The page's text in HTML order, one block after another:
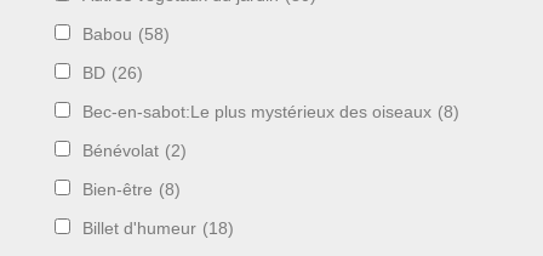
Babou (58)
BD (26)
Bec-en-sabot:Le plus mystérieux des oiseaux (8)
Bénévolat (2)
Bien-être (8)
Billet d'humeur (18)